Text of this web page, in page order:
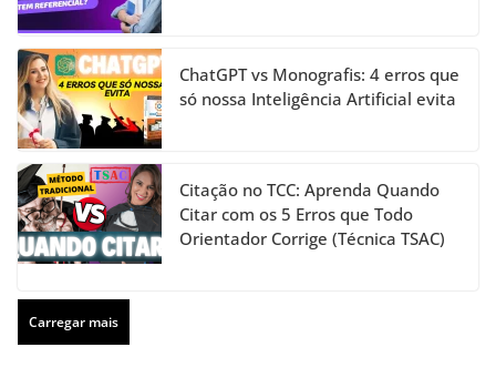
ChatGPT vs Monografis: 4 erros que
só nossa Inteligência Artificial evita
Citação no TCC: Aprenda Quando
Citar com os 5 Erros que Todo
Orientador Corrige (Técnica TSAC)
Carregar mais